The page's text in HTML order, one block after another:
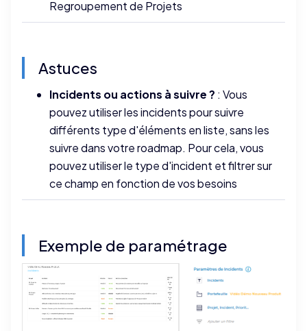
Regroupement de Projets
Astuces
Incidents ou actions à suivre ? : Vous
pouvez utiliser les incidents pour suivre
différents type d'éléments en liste, sans les
suivre dans votre roadmap. Pour cela, vous
pouvez utiliser le type d'incident et filtrer sur
ce champ en fonction de vos besoins
Exemple de paramétrage